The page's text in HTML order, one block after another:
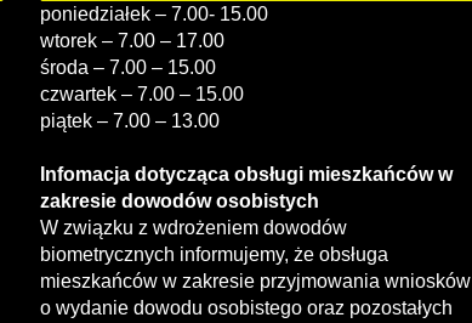
poniedziałek – 7.00- 15.00
wtorek – 7.00 – 17.00
środa – 7.00 – 15.00
czwartek – 7.00 – 15.00
piątek – 7.00 – 13.00
Infomacja dotycząca obsługi mieszkańców w
zakresie dowodów osobistych
W związku z wdrożeniem dowodów
biometrycznych informujemy, że obsługa
mieszkańców w zakresie przyjmowania wniosków
o wydanie dowodu osobistego oraz pozostałych